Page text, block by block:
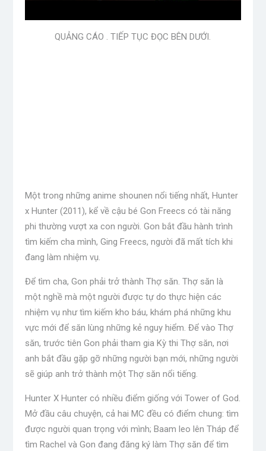
QUẢNG CÁO . TIẾP TỤC ĐỌC BÊN DƯỚI.
Một trong những anime shounen nổi tiếng nhất, Hunter
x Hunter (2011), kể về cậu bé Gon Freecs có tài năng
phi thường vượt xa con người. Gon bắt đầu hành trình
tìm kiếm cha mình, Ging Freecs, người đã mất tích khi
đang làm nhiệm vụ.
Để tìm cha, Gon phải trở thành Thợ săn. Thợ săn là
một nghề mà một người được tự do thực hiện các
nhiệm vụ như tìm kiếm kho báu, khám phá những khu
vực mới để săn lùng những kẻ nguy hiểm. Để vào Thợ
săn, trước tiên Gon phải tham gia Kỳ thi Thợ săn, nơi
anh bắt đầu gặp gỡ những người bạn mới, những người
sẽ giúp anh trở thành một Thợ săn nổi tiếng.
Hunter X Hunter có nhiều điểm giống với Tower of God.
Mở đầu câu chuyện, cả hai MC đều có điểm chung: tìm
được người quan trọng với mình; Baam leo lên Tháp để
tìm Rachel và Gon đang đăng ký làm Thợ săn để tìm